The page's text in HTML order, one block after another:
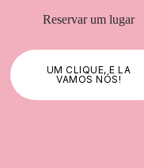
Reservar um lugar
UM CLIQUE, E LÁ
VAMOS NÓS!